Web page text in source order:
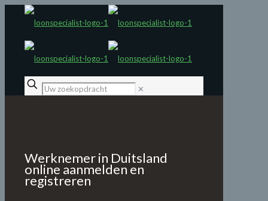
✕
Werknemer in Duitsland
online aanmelden en
registreren